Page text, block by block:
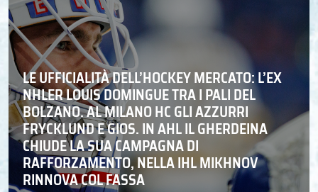
LE UFFICIALITÀ DELL’HOCKEY MERCATO: L’EX
NHLER LOUIS DOMINGUE TRA I PALI DEL
BOLZANO. AL MILANO HC GLI AZZURRI
FRYCKLUND E GIOS. IN AHL IL GHERDEINA
CHIUDE LA SUA CAMPAGNA DI
RAFFORZAMENTO, NELLA IHL MIKHNOV
RINNOVA COL FASSA